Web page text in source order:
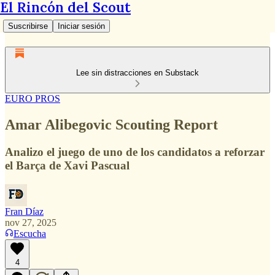
El Rincón del Scout
Suscribirse Iniciar sesión
Lee sin distracciones en Substack
EURO PROS
Amar Alibegovic Scouting Report
Analizo el juego de uno de los candidatos a reforzar
el Barça de Xavi Pascual
Fran Díaz
nov 27, 2025
Escucha
4